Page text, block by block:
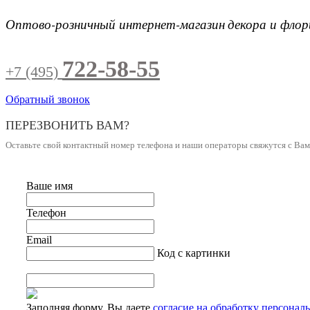
Оптово-розничный интернет-магазиндекора и
+7 (495) 722-58-55
Обратный звонок
ПЕРЕЗВОНИТЬ ВАМ?
Оставьте свой контактный номер телефона и наши операторы свяжутся с
Ваше имя
Телефон
Email
Код с картинки
Заполняя форму, Вы даете согласие на обработку